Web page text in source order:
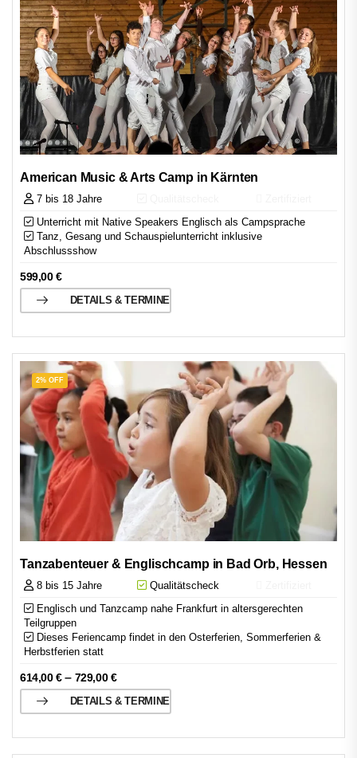
American Music & Arts Camp in Kärnten
7 bis 18 Jahre
Unterricht mit Native Speakers Englisch als Campsprache
Tanz, Gesang und Schauspielunterricht inklusive
Abschlussshow
599,00€
DETAILS & TERMINE
2% OFF
Tanzabenteuer & Englischcamp in Bad Orb, Hessen
8 bis 15 Jahre Qualitätscheck
Englisch und Tanzcamp nahe Frankfurt in altersgerechten
Teilgruppen
Dieses Feriencamp findet in den Osterferien, Sommerferien &
Herbstferien statt
614,00€– 729,00€
DETAILS & TERMINE